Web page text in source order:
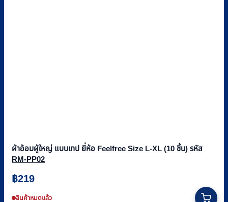
ผ้าอ้อมผู้ใหญ่ แบบเทป ยี่ห้อ Feelfree Size L-XL (10 ชิ้น) รหัส
RM-PP02
฿219
สินค้าหมดแล้ว